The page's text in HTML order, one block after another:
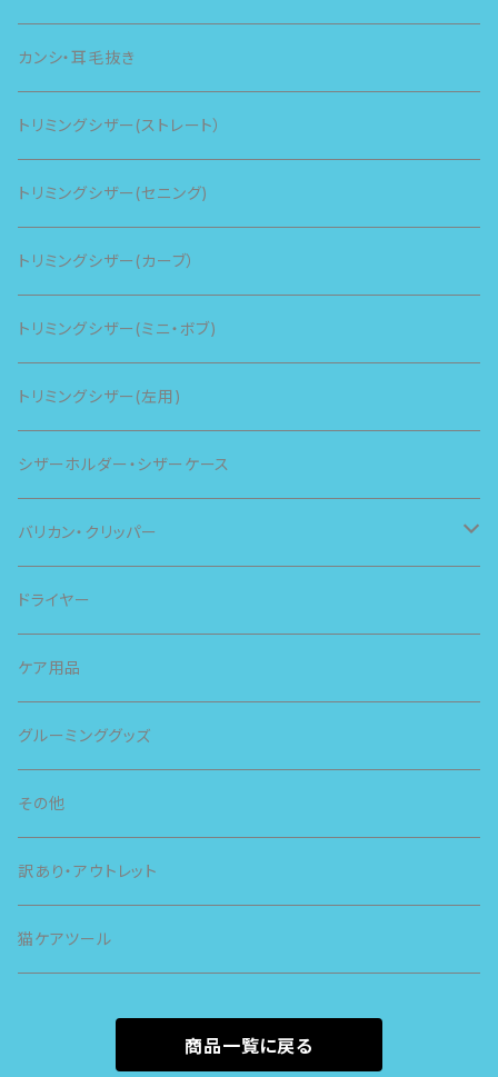
カンシ・耳毛抜き
トリミングシザー(ストレート）
トリミングシザー(セニング)
トリミングシザー(カーブ）
トリミングシザー(ミニ・ボブ)
トリミングシザー(左用)
シザーホルダー・シザーケース
バリカン・クリッパー
スピー
スライヴ
ドライヤー
ケア用品
グルーミンググッズ
その他
訳あり・アウトレット
猫ケアツール
商品一覧に戻る